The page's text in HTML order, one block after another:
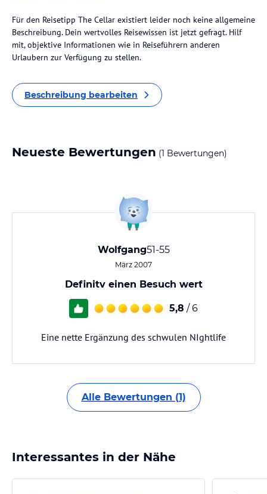
Für den Reisetipp The Cellar existiert leider noch keine allgemeine
Beschreibung. Dein wertvolles Reisewissen ist jetzt gefragt. Hilf
mit, objektive Informationen wie in Reiseführern anderen
Urlaubern zur Verfügung zu stellen.
Beschreibung bearbeiten
Neueste Bewertungen (1 Bewertungen)
Wolfgang51-55
März 2007
Definitv einen Besuch wert
5,8 / 6
Eine nette Ergänzung des schwulen NIghtlife
Alle Bewertungen (1)
Interessantes in der Nähe